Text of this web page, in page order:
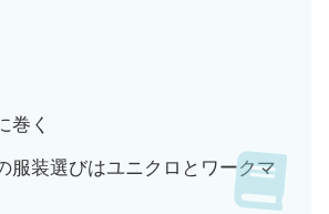
巻く
服装選びはユニクロとワークマ